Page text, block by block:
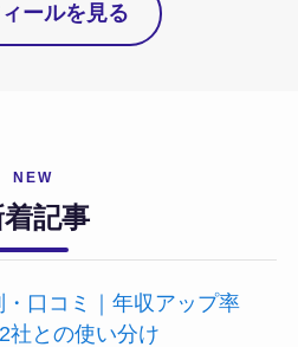
ールを見る
NEW
記事
口コミ｜年収アップ率
社との使い分け